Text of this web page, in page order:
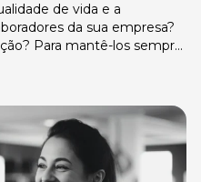
de vida e a
da sua empresa?
Para mantê-los sempre
preocupar-se com essas
da […]